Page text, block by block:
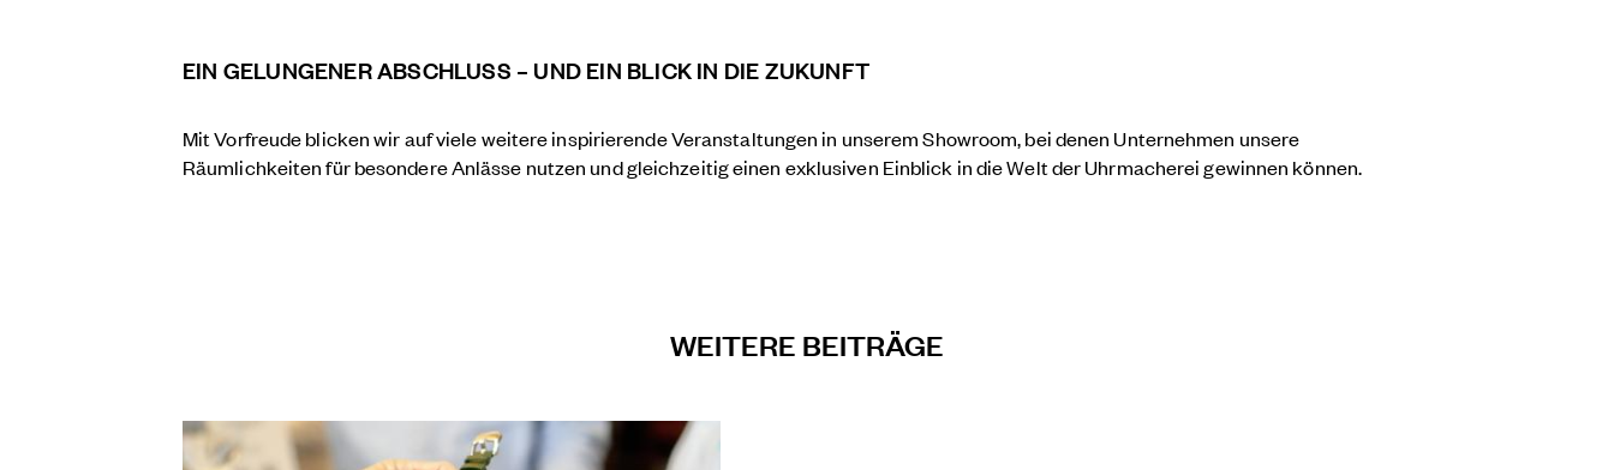
EIN GELUNGENER ABSCHLUSS – UND EIN BLICK IN DIE ZUKUNFT
Mit Vorfreude blicken wir auf viele weitere inspirierende Veranstaltungen in unserem Showroom, bei denen Unternehmen unsere
Räumlichkeiten für besondere Anlässe nutzen und gleichzeitig einen exklusiven Einblick in die Welt der Uhrmacherei gewinnen können.
WEITERE BEITRÄGE